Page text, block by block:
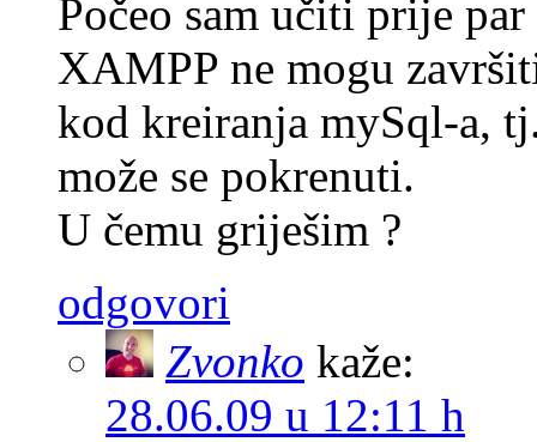
Počeo sam učiti prije
XAMPP ne mogu
kod kreiranja mySql-a,
može se pokrenuti.
U čemu griješim ?
odgovori
Zvonko kaže:
28.06.09 u 12:11 h